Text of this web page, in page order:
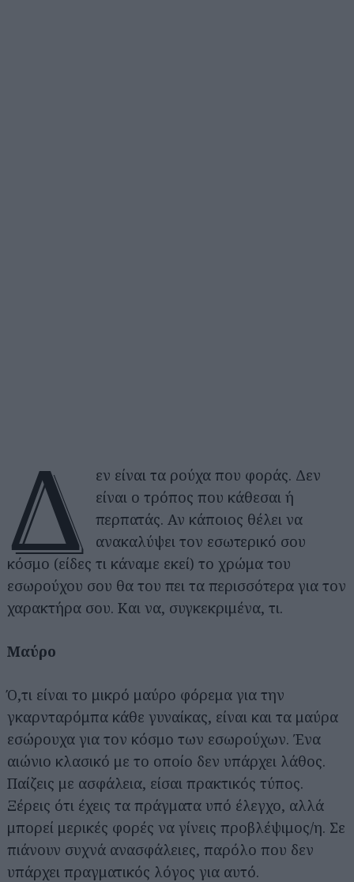
Δ
εν είναι τα ρούχα που φοράς. Δεν
είναι ο τρόπος που κάθεσαι ή
περπατάς. Αν κάποιος θέλει να
ανακαλύψει τον εσωτερικό σου
κόσμο (είδες τι κάναμε εκεί) το χρώμα του
εσωρούχου σου θα του πει τα περισσότερα για τον
χαρακτήρα σου. Και να, συγκεκριμένα, τι.
Μαύρο
Ό,τι είναι το μικρό μαύρο φόρεμα για την
γκαρνταρόμπα κάθε γυναίκας, είναι και τα μαύρα
εσώρουχα για τον κόσμο των εσωρούχων. Ένα
αιώνιο κλασικό με το οποίο δεν υπάρχει λάθος.
Παίζεις με ασφάλεια, είσαι πρακτικός τύπος.
Ξέρεις ότι έχεις τα πράγματα υπό έλεγχο, αλλά
μπορεί μερικές φορές να γίνεις προβλέψιμος/η. Σε
πιάνουν συχνά ανασφάλειες, παρόλο που δεν
υπάρχει πραγματικός λόγος για αυτό.